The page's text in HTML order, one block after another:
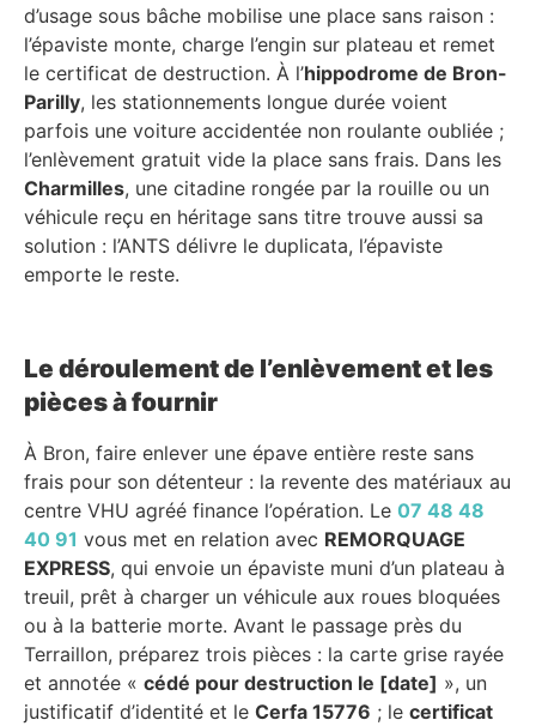
d’usage sous bâche mobilise une place sans raison :
l’épaviste monte, charge l’engin sur plateau et remet
le certificat de destruction. À l’hippodrome de Bron-
Parilly, les stationnements longue durée voient
parfois une voiture accidentée non roulante oubliée ;
l’enlèvement gratuit vide la place sans frais. Dans les
Charmilles, une citadine rongée par la rouille ou un
véhicule reçu en héritage sans titre trouve aussi sa
solution : l’ANTS délivre le duplicata, l’épaviste
emporte le reste.
Le déroulement de l’enlèvement et les
pièces à fournir
À Bron, faire enlever une épave entière reste sans
frais pour son détenteur : la revente des matériaux au
centre VHU agréé finance l’opération. Le 07 48 48
40 91 vous met en relation avec REMORQUAGE
EXPRESS, qui envoie un épaviste muni d’un plateau à
treuil, prêt à charger un véhicule aux roues bloquées
ou à la batterie morte. Avant le passage près du
Terraillon, préparez trois pièces : la carte grise rayée
et annotée « cédé pour destruction le [date] », un
justificatif d’identité et le Cerfa 15776 ; le certificat